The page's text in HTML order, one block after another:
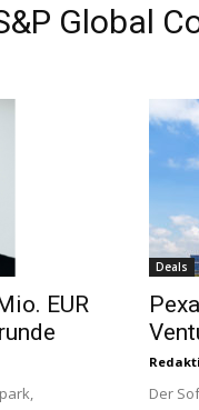
Global
EUR
Deals
Der